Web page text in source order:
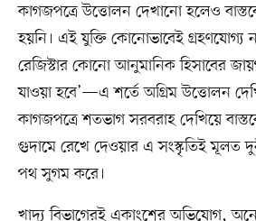
কাগজপত্রে উত্তোলন দেখানো হলেও
হয়নি। এই যুক্তি কোনোভাবেই গ্রহণযোগ্য
রেজিস্টার কোনো আনুমানিক হিসাবের
যাওয়া হবে’—এ শর্তে অগ্রিম উত্তোলন
কাগজপত্রে শতভাগ সরবরাহ দেখিয়ে
গুদামে রেখে দেওয়ার এ সংস্কৃতিই মূলত
পথ সুগম করে।
খাদ্য বিভাগেরই একাংশের অভিযোগ,